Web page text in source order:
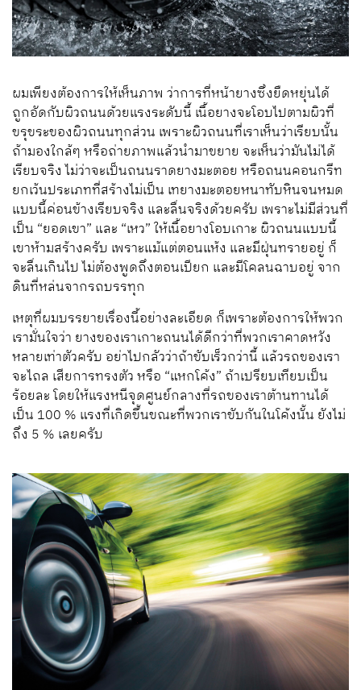
ผมเพียงต้องการให้เห็นภาพ ว่าการที่หน้ายางซึ่งยืดหยุ่นได้
ถูกอัดกับผิวถนนด้วยแรงระดับนี้ เนื้อยางจะโอบไปตามผิวที่
ขรุขระของผิวถนนทุกส่วน เพราะผิวถนนที่เราเห็นว่าเรียบนั้น
ถ้ามองใกล้ๆ หรือถ่ายภาพแล้วนำมาขยาย จะเห็นว่ามันไม่ได้
เรียบจริง ไม่ว่าจะเป็นถนนราดยางมะตอย หรือถนนคอนกรีท
ยกเว้นประเภทที่สร้างไม่เป็น เทยางมะตอยหนาทับหินจนหมด
แบบนี้ค่อนข้างเรียบจริง และลื่นจริงด้วยครับ เพราะไม่มีส่วนที่
เป็น “ยอดเขา” และ “เหว” ให้เนื้อยางโอบเกาะ ผิวถนนแบบนี้
เขาห้ามสร้างครับ เพราะแม้แต่ตอนแห้ง และมีฝุ่นทรายอยู่ ก็
จะลื่นเกินไป ไม่ต้องพูดถึงตอนเปียก และมีโคลนฉาบอยู่ จาก
ดินที่หล่นจากรถบรรทุก
เหตุที่ผมบรรยายเรื่องนี้อย่างละเอียด ก็เพราะต้องการให้พวก
เรามั่นใจว่า ยางของเราเกาะถนนได้ดีกว่าที่พวกเราคาดหวัง
หลายเท่าตัวครับ อย่าไปกลัวว่าถ้าขับเร็วกว่านี้ แล้วรถของเรา
จะไถล เสียการทรงตัว หรือ “แหกโค้ง” ถ้าเปรียบเทียบเป็น
ร้อยละ โดยให้แรงหนีจุดศูนย์กลางที่รถของเราต้านทานได้
เป็น 100 % แรงที่เกิดขึ้นขณะที่พวกเราขับกันในโค้งนั้น ยังไม่
ถึง 5 % เลยครับ